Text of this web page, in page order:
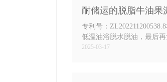
耐储运的脱脂牛油果
专利号：
低温油浴脱水脱油，最后
需求调整，无须单独的灭
2025-03-17